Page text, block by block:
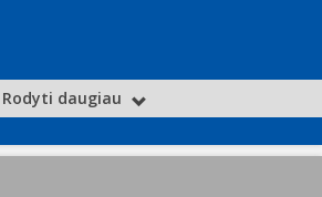
Rodyti daugiau